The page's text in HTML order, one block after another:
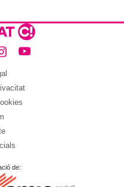
de: